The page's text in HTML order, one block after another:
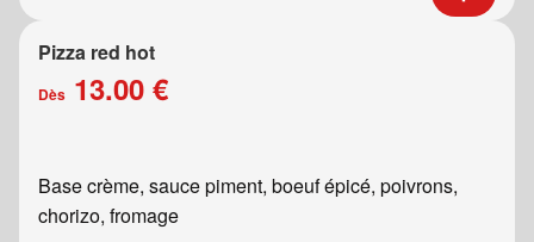
Pizza red hot
Dès 13.00 €
Base crème, sauce piment, boeuf épicé, poivrons,
chorizo, fromage